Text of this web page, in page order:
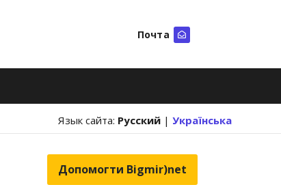
Почта
Язык сайта: Русский | Українська
Допомогти Bigmir)net